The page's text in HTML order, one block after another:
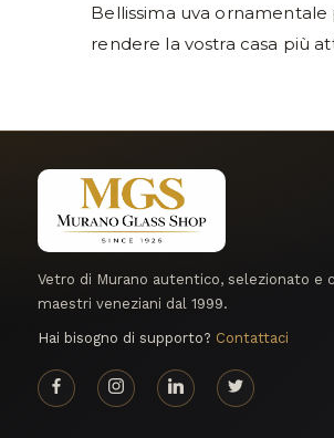
Bellissima uva ornamentale
rendere la vostra casa più
Vetro di Murano autentico, selezionato e
maestri veneziani dal 1999.
Hai bisogno di supporto? Contattaci